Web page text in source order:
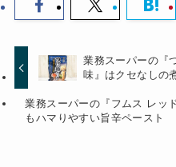
業務スーパーの『
味』はクセなしの
業務スーパーの『フムス レッ
もハマりやすい旨辛ペースト